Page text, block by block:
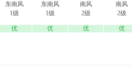
东南风
1级
优
东南风
1级
优
南风
2级
优
南风
2级
优